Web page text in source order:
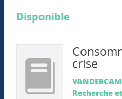
Disponible
crise
Recherche